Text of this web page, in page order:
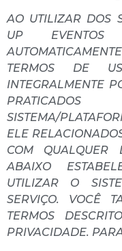
AO UTILIZAR DOS
UP
TERMOS DE
INTEGRALMENTE
SISTEMA/
ELE
COM QUALQUER
ABAIXO
UTILIZAR O
SERVIÇO. VOCÊ
TERMOS
PRIVACIDADE.